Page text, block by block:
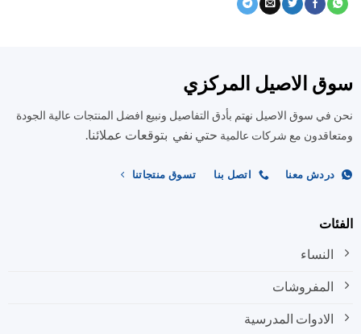
الاصيل المركزي
سوق الاصيل نهتم بأدق التفاصيل ونبيع افضل المنتجات عالية الجودة
مع شركات عالميةحتي نفي بتوقعات عملائنا.
دردش معنا اتصل بنا تسوق منتجاتنا
النساء
المفروشات
الادوات المدرسية